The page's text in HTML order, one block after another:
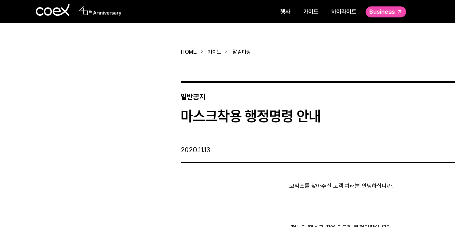
행사 가이드 하이라이트 Business
HOME 가이드 알림마당
일반공지
마스크착용 행정명령 안내
2020.11.13
코엑스를 찾아주신 고객 여러분 안녕하십니까.